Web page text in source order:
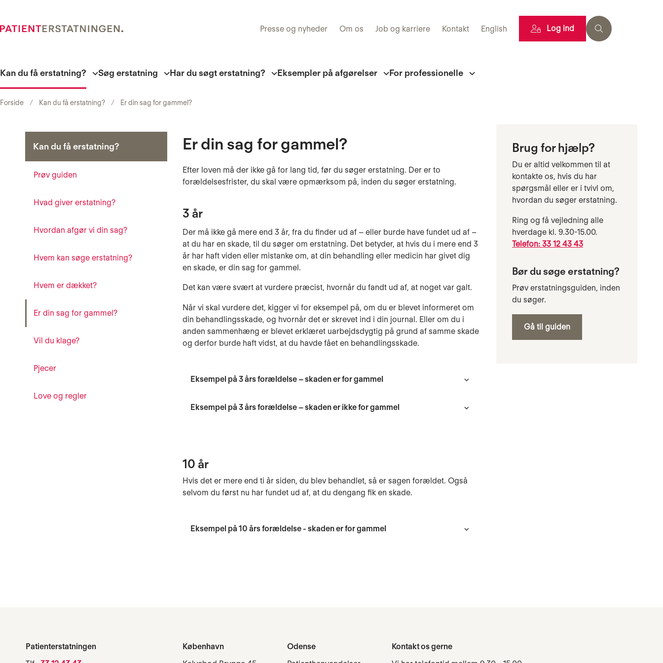
Presse og nyheder Om os Job og karriere Kontakt English Log ind
Kan du få erstatning? Søg erstatning Har du søgt erstatning? Eksempler på afgørelser For professionelle
Forside Kan du få erstatning? Er din sag for gammel?
Kan du få erstatning?
Prøv guiden
Hvad giver erstatning?
Hvordan afgør vi din sag?
Hvem kan søge erstatning?
Hvem er dækket?
Er din sag for gammel?
Vil du klage?
Pjecer
Love og regler
Er din sag for gammel?
Efter loven må der ikke gå for lang tid, før du søger erstatning. Der er to
forældelsesfrister, du skal være opmærksom på, inden du søger erstatning.
3 år
Der må ikke gå mere end 3 år, fra du finder ud af – eller burde have fundet ud af –
at du har en skade, til du søger om erstatning. Det betyder, at hvis du i mere end 3
år har haft viden eller mistanke om, at din behandling eller medicin har givet dig
en skade, er din sag for gammel.
Det kan være svært at vurdere præcist, hvornår du fandt ud af, at noget var galt.
Når vi skal vurdere det, kigger vi for eksempel på, om du er blevet informeret om
din behandlingsskade, og hvornår det er skrevet ind i din journal. Eller om du i
anden sammenhæng er blevet erklæret uarbejdsdygtig på grund af samme skade
og derfor burde haft vidst, at du havde fået en behandlingsskade.
Eksempel på 3 års forældelse – skaden er for gammel
Eksempel på 3 års forældelse – skaden er ikke for gammel
10 år
Hvis det er mere end ti år siden, du blev behandlet, så er sagen forældet. Også
selvom du først nu har fundet ud af, at du dengang fik en skade.
Eksempel på 10 års forældelse - skaden er for gammel
Brug for hjælp?
Du er altid velkommen til at
kontakte os, hvis du har
spørgsmål eller er i tvivl om,
hvordan du søger erstatning.
Ring og få vejledning alle
hverdage kl. 9.30-15.00.
Telefon: 33 12 43 43
Bør du søge erstatning?
Prøv erstatningsguiden, inden
du søger.
Gå til guiden
Patienterstatningen
København
Odense
Kontakt os gerne